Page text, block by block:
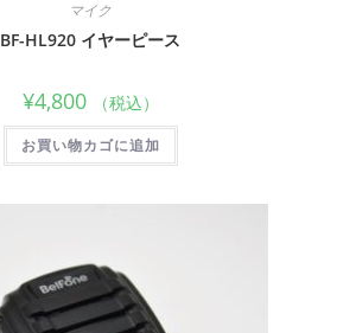
マイク
BF-HL920 イヤーピース
¥4,800 （税込）
お買い物カゴに追加